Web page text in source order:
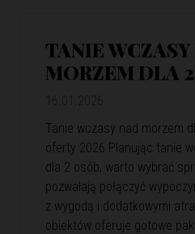
TANIE
MORZEM DLA
Tanie wczasy nad morzem
oferty 2026 Planując tanie
dla 2 osób, warto wybrać
pozwalają połączyć
z wygodą i dodatkowymi
obiektów oferuje gotowe